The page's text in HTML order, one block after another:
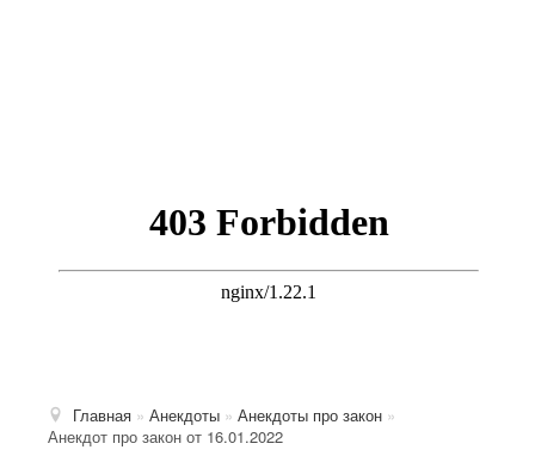
Главная » Анекдоты » Анекдоты про закон »
Анекдот про закон от 16.01.2022